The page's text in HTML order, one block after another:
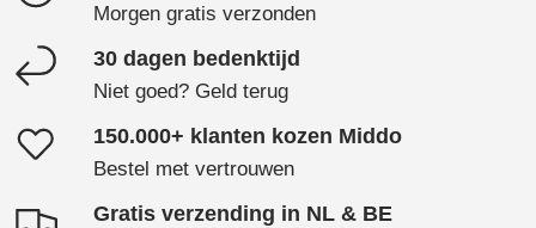
Morgen gratis verzonden
30 dagen bedenktijd
Niet goed? Geld terug
150.000+ klanten kozen Middo
Bestel met vertrouwen
Gratis verzending in NL & BE